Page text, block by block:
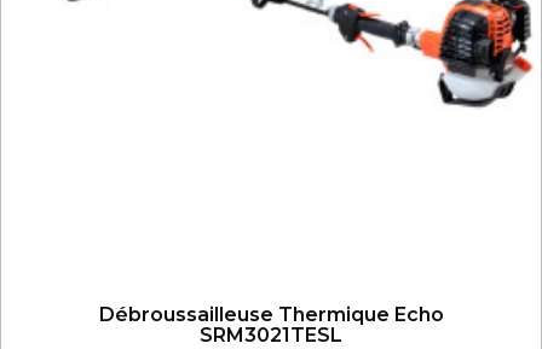
Débroussailleuse Thermique Echo
SRM3021TESL